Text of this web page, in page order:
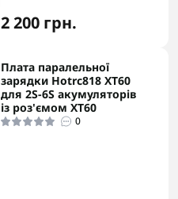
2 200 грн.
Плата паралельної
зарядки Hotrc818 XT60
для 2S-6S акумуляторів
із роз'ємом XT60
0